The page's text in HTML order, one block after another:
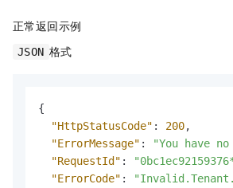
正常返回示例
JSON 格式
{
"HttpStatusCode" : 200,
"ErrorMessage" : "You have
"RequestId" :
"ErrorCode" :